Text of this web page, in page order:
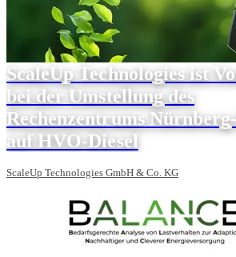
ScaleUp Technologies ist
bei der Umstellung des
Rechenzentrums
auf HVO-Diesel
ScaleUp Technologies GmbH & Co. KG